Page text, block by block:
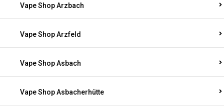
Vape Shop Arzbach
Vape Shop Arzfeld
Vape Shop Asbach
Vape Shop Asbacherhütte